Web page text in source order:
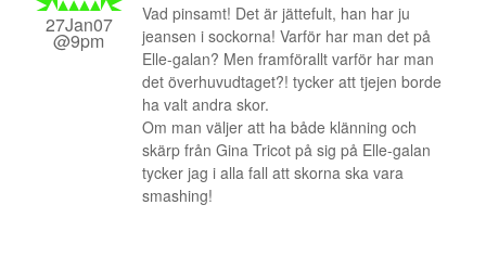
27Jan07
@9pm
Vad pinsamt! Det är jättefult, han har ju
jeansen i sockorna! Varför har man det på
Elle-galan? Men framförallt varför har man
det överhuvudtaget?! tycker att tjejen borde
ha valt andra skor.
Om man väljer att ha både klänning och
skärp från Gina Tricot på sig på Elle-galan
tycker jag i alla fall att skorna ska vara
smashing!